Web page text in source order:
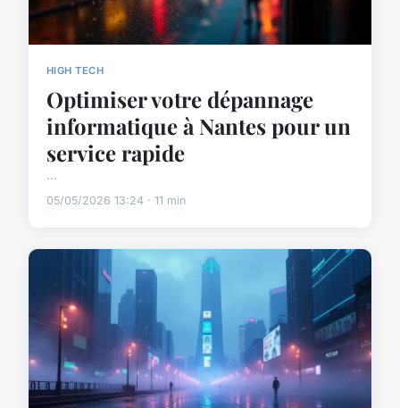
HIGH TECH
Optimiser votre dépannage
informatique à Nantes pour un
service rapide
...
05/05/2026 13:24 · 11 min